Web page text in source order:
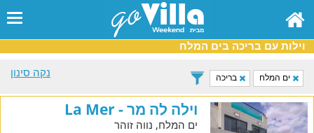
וילות עם בריכה בים המלח
נקה סינון
ים המלח בריכה
וילה לה מר - La Mer
ים המלח, נווה זוהר